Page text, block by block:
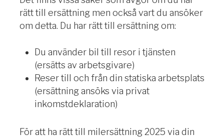
rätt till ersättning men också vart du ansöker
om detta. Du har rätt till ersättning om:
Du använder bil till resor i tjänsten
(ersätts av arbetsgivare)
Reser till och från din statiska arbetsplats
(ersättning ansöks via privat
inkomstdeklaration)
För att ha rätt till milersättning 2025 via din